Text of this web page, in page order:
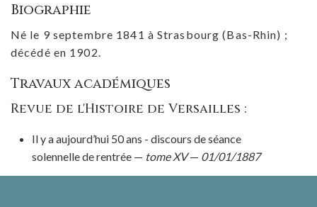
Biographie
Né le 9 septembre 1841 à Strasbourg (Bas-Rhin) ;
décédé en 1902.
Travaux académiques
Revue de l'Histoire de Versailles :
Il y a aujourd’hui 50 ans - discours de séance
solennelle de rentrée — tome XV— 01/01/1887